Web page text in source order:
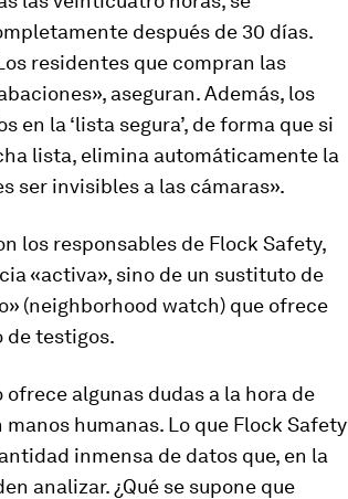
después de 30 días.
residentes que compran las
aseguran. Además, los
en la ‘lista segura’, de forma que si
lista, elimina automáticamente la
ser invisibles a las cámaras».
los responsables de Flock Safety,
«activa», sino de un sustituto de
(neighborhood watch) que ofrece
de testigos.
algunas dudas a la hora de
humanas. Lo que Flock Safety
inmensa de datos que, en la
analizar. ¿Qué se supone que